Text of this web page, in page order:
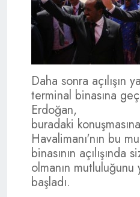
Daha sonra açılışın
terminal binasına
Erdoğan,
buradaki
Havalimanı'nın bu
binasının açılışında
olmanın
başladı.